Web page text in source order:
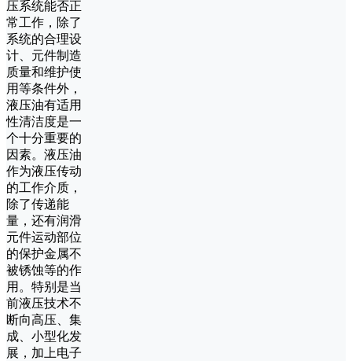
压系统能否正
常工作，除了
系统的合理设
计、元件制造
质量和维护使
用等条件外，
液压油有适用
性清洁度是一
个十分重要的
因素。液压油
作为液压传动
的工作介质，
除了传递能
量，还有润滑
元件运动部位
的保护金属不
被锈蚀等的作
用。特别是当
前液压技术不
断向高压、集
成、小型化发
展，加上电子